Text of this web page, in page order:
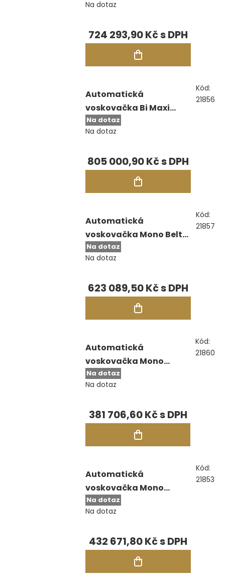
Na dotaz
724 293,90 Kč
Na dotaz
Automatická
voskovačka Bi Maxi
Intuitive
Na dotaz
805 000,90 Kč
Kód:
21856
Na dotaz
Automatická
voskovačka Mono Belt
System Intuitive
Na dotaz
623 089,50 Kč
Kód:
21857
Na dotaz
Automatická
voskovačka Mono
Endura
Na dotaz
381 706,60 Kč
Kód:
21860
Na dotaz
Automatická
voskovačka Mono
Intuitive
Na dotaz
432 671,80 Kč
Kód:
21853